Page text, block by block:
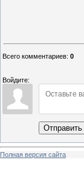
Всего комментариев: 0
Войдите:
Отправить
Полная версия сайта